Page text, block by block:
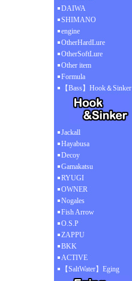
DAIWA
SHIMANO
engine
OtherHardLure
OtherSoftLure
Other item
Formula
【Bass】Hook＆Sinker
Jackall
Hayabusa
Decoy
Gamakatsu
RYUGI
OWNER
Nogales
Fish Arrow
O.S.P
ZAPPU
BKK
ACTIVE
【SaltWater】Eging